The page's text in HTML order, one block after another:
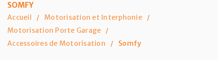
SOMFY
Accueil / Motorisation et Interphonie /
Motorisation Porte Garage /
Accessoires de Motorisation / Somfy